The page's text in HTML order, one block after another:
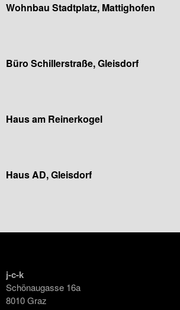
Wohnbau Stadtplatz, Mattighofen
Büro Schillerstraße, Gleisdorf
Haus am Reinerkogel
Haus AD, Gleisdorf
j-c-k
Schönaugasse 16a
8010 Graz